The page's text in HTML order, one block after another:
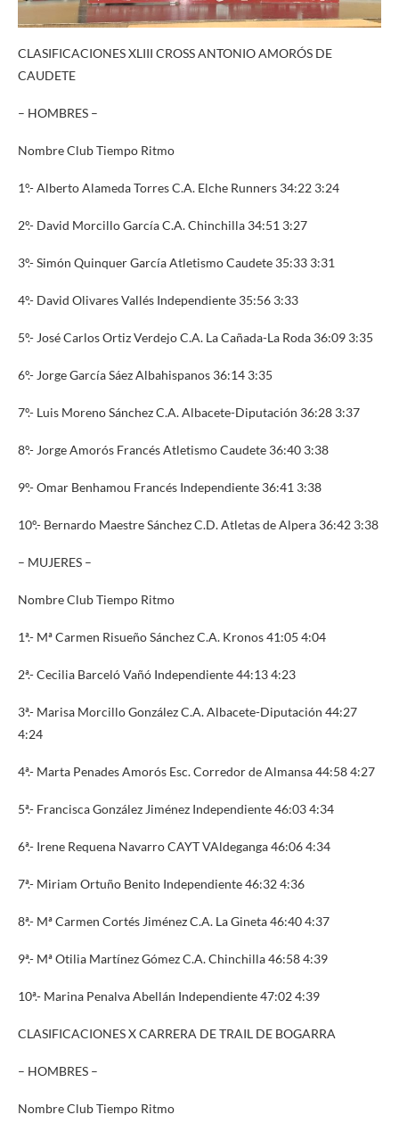
CLASIFICACIONES XLIII CROSS ANTONIO AMORÓS DE
CAUDETE
– HOMBRES –
Nombre Club Tiempo Ritmo
1º.- Alberto Alameda Torres C.A. Elche Runners 34:22 3:24
2º.- David Morcillo García C.A. Chinchilla 34:51 3:27
3º.- Simón Quinquer García Atletismo Caudete 35:33 3:31
4º.- David Olivares Vallés Independiente 35:56 3:33
5º.- José Carlos Ortiz Verdejo C.A. La Cañada-La Roda 36:09 3:35
6º.- Jorge García Sáez Albahispanos 36:14 3:35
7º.- Luis Moreno Sánchez C.A. Albacete-Diputación 36:28 3:37
8º.- Jorge Amorós Francés Atletismo Caudete 36:40 3:38
9º.- Omar Benhamou Francés Independiente 36:41 3:38
10º.- Bernardo Maestre Sánchez C.D. Atletas de Alpera 36:42 3:38
– MUJERES –
Nombre Club Tiempo Ritmo
1ª.- Mª Carmen Risueño Sánchez C.A. Kronos 41:05 4:04
2ª.- Cecilia Barceló Vañó Independiente 44:13 4:23
3ª.- Marisa Morcillo González C.A. Albacete-Diputación 44:27
4:24
4ª.- Marta Penades Amorós Esc. Corredor de Almansa 44:58 4:27
5ª.- Francisca González Jiménez Independiente 46:03 4:34
6ª.- Irene Requena Navarro CAYT VAldeganga 46:06 4:34
7ª.- Miriam Ortuño Benito Independiente 46:32 4:36
8ª.- Mª Carmen Cortés Jiménez C.A. La Gineta 46:40 4:37
9ª.- Mª Otilia Martínez Gómez C.A. Chinchilla 46:58 4:39
10ª.- Marina Penalva Abellán Independiente 47:02 4:39
CLASIFICACIONES X CARRERA DE TRAIL DE BOGARRA
– HOMBRES –
Nombre Club Tiempo Ritmo